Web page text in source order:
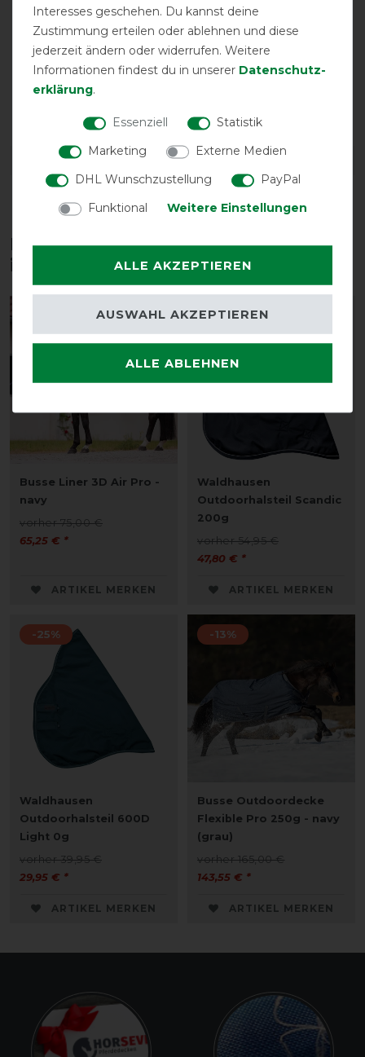
DETAILS ZUR PRODUKTSICHERHEIT
Diese Produkte könnten dich auch
interessieren
Busse Liner 3D Air Pro -
navy
vorher 75,00 €
65,25 € *
ARTIKEL MERKEN
-13%
Waldhausen
Outdoorhalsteil Scandic
200g
vorher 54,95 €
47,80 € *
ARTIKEL MERKEN
-25%
Waldhausen
Outdoorhalsteil 600D
Light 0g
vorher 39,95 €
29,95 € *
ARTIKEL MERKEN
-13%
Busse Outdoordecke
Flexible Pro 250g - navy
(grau)
vorher 165,00 €
143,55 € *
ARTIKEL MERKEN
Interesses geschehen. Du kannst deine
Zustimmung erteilen oder ablehnen und diese
jederzeit ändern oder widerrufen. Weitere
Informationen findest du in unserer Daten­schutz­
erklärung.
Essenziell
Statistik
Marketing
Externe Medien
DHL Wunschzustellung
PayPal
Funktional
Weitere Einstellungen
ALLE AKZEPTIEREN
ALLE ABLEHNEN
AUSWAHL AKZEPTIEREN